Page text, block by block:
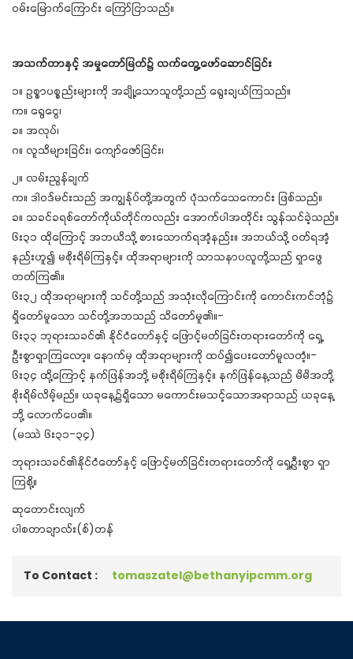
ဝမ်းမြောက်ကြောင်း ကြော်ငြာသည်။
အသက်တာနှင့် အမှုတော်မြတ်၌ လက်တွေ့ဖော်ဆောင်ခြင်း
၁။ ဥစ္စာပစ္စည်းများကို အချို့သောသူတို့သည် ရွေးချယ်ကြသည်။
က။ ရွေငွေ၊
ခ။ အလုပ်၊
ဂ။ လူသိများခြင်း၊ ကျော်ဇော်ခြင်း၊
၂။ လမ်းညွန်ချက်
က။ ဒါဝဒ်မင်းသည် အကျွန်ုပ်တို့အတွက် ပုံသက်သေကောင်း ဖြစ်သည်။
ခ။ သခင်ခရစ်တော်ကိုယ်တိုင်ကလည်း အောက်ပါအတိုင်း သွန်သင်ခဲ့သည်။
၆း၃၁ ထိုကြောင့် အဘယိသို့ စားသောက်ရအံ့နည်း။ အဘယ်သို့ ဝတ်ရအံ့
နည်းဟူ၍ မစိုးရိမ်ကြနှင့်။ ထိုအရာများကို သာသနာပလူတို့သည် ရှာဖွေ
တတ်ကြ၏။
၆း၃၂ ထိုအရာများကို သင်တို့သည် အသုံးလိုကြောင်းကို ကောင်းကင်ဘုံ၌
ရှိတော်မူသော သင်တို့အဘသည် သိတော်မူ၏။-
၆း၃၃ ဘုရားသခင်၏ နိုင်ငံတော်နှင့် ဖြောင့်မတ်ခြင်းတရားတော်ကို ရှေ့
ဦးစွာရှာကြလော့။ နောက်မှ ထိုအရာများကို ထပ်၍ပေးတော်မူလတံ့။-
၆း၃၄ ထို့ကြောင့် နက်ဖြန်အဘို့ မစိုးရိမ်ကြနှင့်။ နက်ဖြန်နေ့သည် မိမိအဘို့
စိုးရိမ်လိမ့်မည်။ ယခုနေ့၌ရှိသော မကောင်းမသင့်သောအရာသည် ယခုနေ့
ဘို့ လောက်ပေ၏။
(မဿဲ ၆း၃၁-၃၄)
ဘုရားသခင်၏နိုင်ငံတော်နှင့် ဖြောင့်မတ်ခြင်းတရားတော်ကို ရှေ့ဦးစွာ ရှာ
ကြစို့။
ဆုတောင်းလျက်
ပါစတာချာလ်း(စ်)တန်
To Contact : tomaszatel@bethanyipcmm.org